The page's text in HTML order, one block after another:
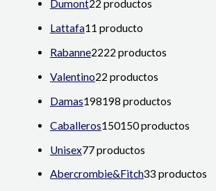
Dumont22 productos
Lattafa11 producto
Rabanne2222 productos
Valentino22 productos
Damas198198 productos
Caballeros150150 productos
Unisex77 productos
Abercrombie&Fitch33 productos